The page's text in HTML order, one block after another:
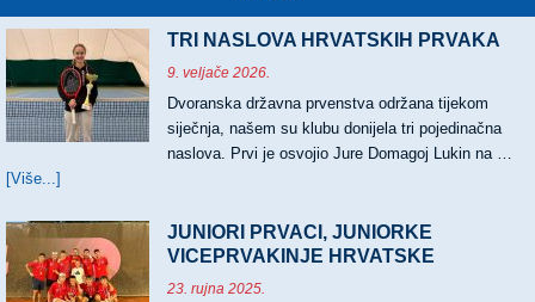
TRI NASLOVA HRVATSKIH PRVAKA
9. veljače 2026.
Dvoranska državna prvenstva održana tijekom
siječnja, našem su klubu donijela tri pojedinačna
naslova. Prvi je osvojio Jure Domagoj Lukin na …
[Više...]
NASLOVA
HRVATSKIH
PRVAKA
JUNIORI PRVACI, JUNIORKE
VICEPRVAKINJE HRVATSKE
23. rujna 2025.